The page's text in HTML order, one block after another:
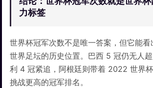
力标签
世界杯冠军次数不是唯一答案，但它能
世界足坛的历史位置。巴西 5 冠仍无人
利 4 冠紧追，阿根廷则带着 2022 世界
挑战更高的冠军排名。